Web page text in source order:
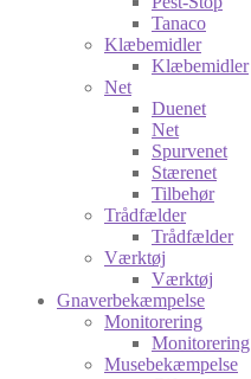
Tanaco
Klæbemidler
Klæbemidler
Net
Duenet
Net
Spurvenet
Stærenet
Tilbehør
Trådfælder
Trådfælder
Værktøj
Værktøj
Gnaverbekæmpelse
Monitorering
Monitorering
Musebekæmpelse